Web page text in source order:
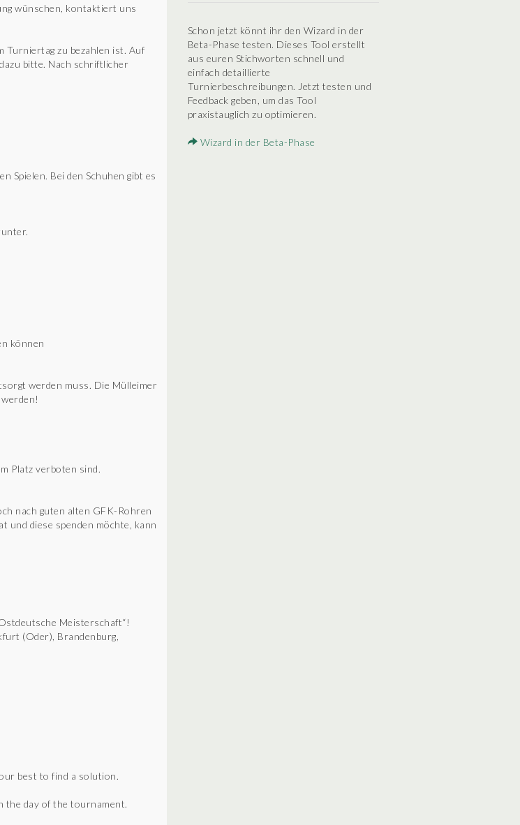
Schon jetzt könnt ihr den Wizard in der
Beta-Phase testen. Dieses Tool erstellt
aus euren Stichworten schnell und
einfach detaillierte
Turnierbeschreibungen. Jetzt testen und
Feedback geben, um das Tool
praxistauglich zu optimieren.
Wizard in der Beta-Phase
wünschen, kontaktiert uns
Turniertag zu bezahlen ist. Auf
bitte. Nach schriftlicher
Spielen. Bei den Schuhen gibt es
können
werden muss. Die Mülleimer
Platz verboten sind.
nach guten alten GFK-Rohren
und diese spenden möchte, kann
Meisterschaft“!
(Oder), Brandenburg,
best to find a solution.
the day of the tournament.